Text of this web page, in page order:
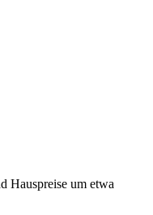
Hauspreise um etwa